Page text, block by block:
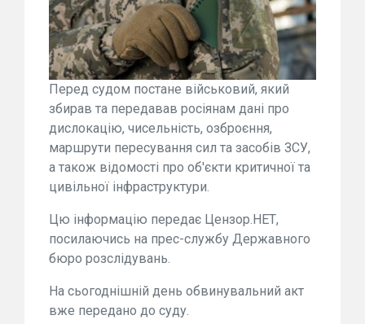
Перед судом постане військовий, який
збирав та передавав росіянам дані про
дислокацію, чисельність, озброєння,
маршрути пересування сил та засобів ЗСУ,
а також відомості про об'єкти критичної та
цивільної інфраструктури.
Цю інформацію передає Цензор.НЕТ,
посилаючись на прес-службу Державного
бюро розслідувань.
На сьогоднішній день обвинувальний акт
вже передано до суду.